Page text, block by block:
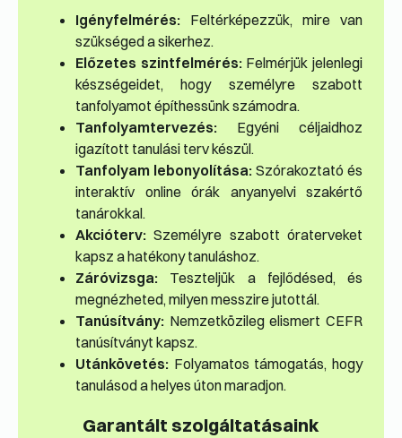
Igényfelmérés: Feltérképezzük, mire van
szükséged a sikerhez.
Előzetes szintfelmérés:Felmérjük jelenlegi
készségeidet, hogy személyre szabott
tanfolyamot építhessünk számodra.
Tanfolyamtervezés: Egyéni céljaidhoz
igazított tanulási terv készül.
Tanfolyam lebonyolítása: Szórakoztató és
interaktív online órák anyanyelvi szakértő
tanárokkal.
Akcióterv: Személyre szabott óraterveket
kapsz a hatékony tanuláshoz.
Záróvizsga: Teszteljük a fejlődésed, és
megnézheted, milyen messzire jutottál.
Tanúsítvány: Nemzetközileg elismert CEFR
tanúsítványt kapsz.
Utánkövetés: Folyamatos támogatás, hogy
tanulásod a helyes úton maradjon.
Garantált szolgáltatásaink